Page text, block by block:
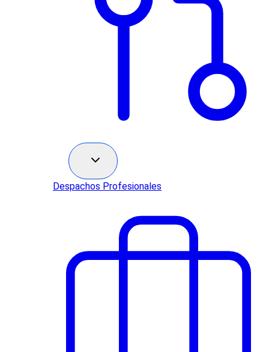
Despachos Profesionales